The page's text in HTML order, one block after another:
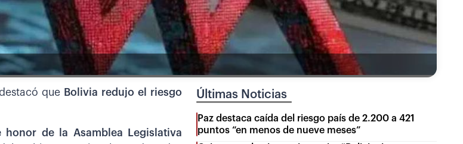
que Bolivia redujo el riesgo
honor de la Asamblea Legislativa
Últimas Noticias
Paz destaca caída del riesgo país de 2.200 a 421
puntos “en menos de nueve meses”